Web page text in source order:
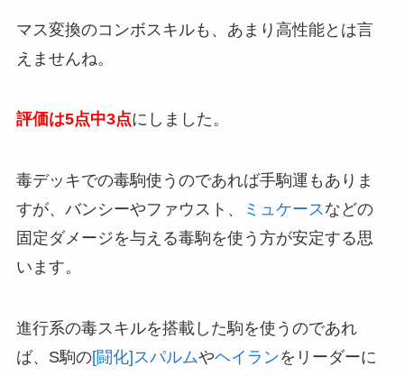
マス変換のコンボスキルも、あまり高性能とは言
えませんね。
評価は5点中3点にしました。
毒デッキでの毒駒使うのであれば手駒運もありま
すが、バンシーやファウスト、
ミュケースなどの
固定ダメージを与える毒駒を使う方が安定する思
います。
進行系の毒スキルを搭載した駒を使うのであれ
ば、S駒の[闘化]スパルムやヘイランをリーダーに